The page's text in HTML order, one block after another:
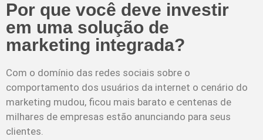
Por que você deve investir
em uma solução de
marketing integrada?
Com o domínio das redes sociais sobre o
comportamento dos usuários da internet o cenário do
marketing mudou, ficou mais barato e centenas de
milhares de empresas estão anunciando para seus
clientes.